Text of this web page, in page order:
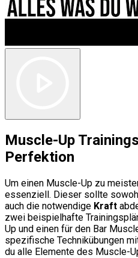
Muscle-Up
Perfektion
Um einen Muscle-Up zu
essenziell. Dieser sollte
auch die notwendige Kraft
zwei beispielhafte
Up und einen für den Bar
spezifische Technikübungen
du alle Elemente des Muscle-